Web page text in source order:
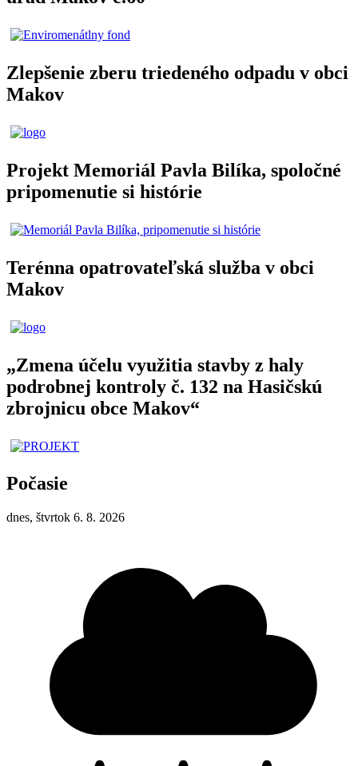
Zlepšenie zberu triedeného odpadu v obci
Makov
Projekt Memoriál Pavla Bilíka, spoločné
pripomenutie si histórie
Terénna opatrovateľská služba v obci
Makov
„Zmena účelu využitia stavby z haly
podrobnej kontroly č. 132 na Hasičskú
zbrojnicu obce Makov“
Počasie
dnes, štvrtok 6. 8. 2026